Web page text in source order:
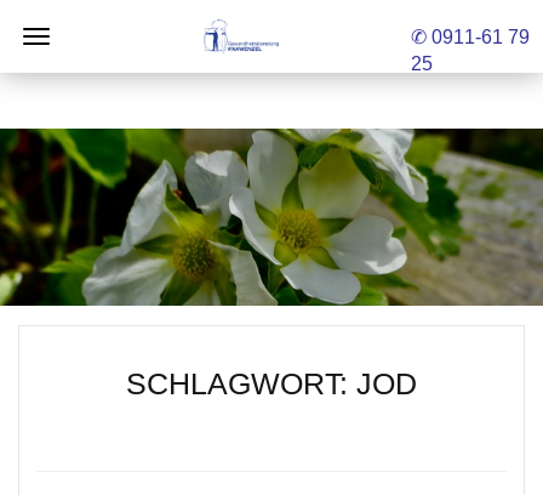
✆ 0911-61 79
25
SCHLAGWORT: JOD